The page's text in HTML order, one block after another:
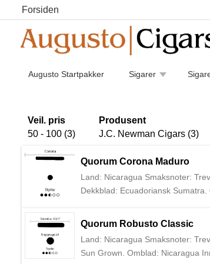
Forsiden
Augusto Startpakker Sigarer
Veil. pris
50 - 100 (3)
Produsent
J.C. Newman Cigars (3)
Land: Nicaragua Smaksnoter:
Dekkblad: Ecuadoriansk
Eric og Bobby Newman.
deres fabrikk i Tampa, USA.
Quorum Corona Maduro
Land: Nicaragua Smaksnoter:
Sun Grown. Omblad: Nicaragua
Quorum Robusto Classic